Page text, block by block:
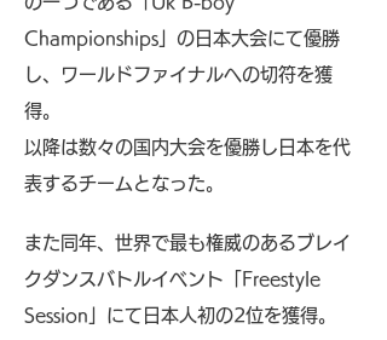
Championships」の日本大会にて優勝
し、ワールドファイナルへの切符を獲
得。
以降は数々の国内大会を優勝し日本を代
表するチームとなった。
また同年、世界で最も権威のあるブレイ
クダンスバトルイベント「Freestyle
Session」にて日本人初の2位を獲得。